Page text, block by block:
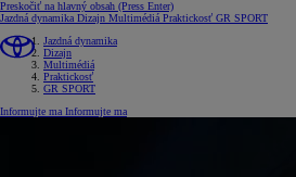
Preskočiť na hlavný obsah (Press Enter)
Jazdná dynamika Dizajn Multimédiá Praktickosť GR SPORT
Jazdná dynamika
Dizajn
Multimédiá
Praktickosť
GR SPORT
Informujte ma Informujte ma